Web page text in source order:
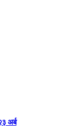
अर्ब